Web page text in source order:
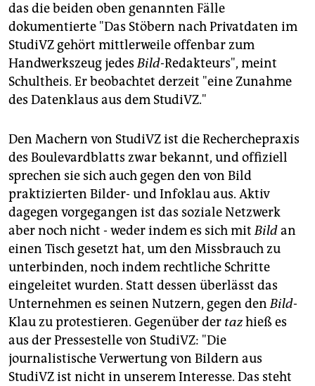
das die beiden oben genannten Fälle
dokumentierte "Das Stöbern nach Privatdaten im
StudiVZ gehört mittlerweile offenbar zum
Handwerkszeug jedesBild-Redakteurs", meint
Schultheis. Er beobachtet derzeit "eine Zunahme
des Datenklaus aus dem StudiVZ."
Den Machern von StudiVZ ist die Recherchepraxis
des Boulevardblatts zwar bekannt, und offiziell
sprechen sie sich auch gegen den von Bild
praktizierten Bilder- und Infoklau aus. Aktiv
dagegen vorgegangen ist das soziale Netzwerk
aber noch nicht - weder indem es sich mitBildan
einen Tisch gesetzt hat, um den Missbrauch zu
unterbinden, noch indem rechtliche Schritte
eingeleitet wurden. Statt dessen überlässt das
Unternehmen es seinen Nutzern, gegen denBild-
Klau zu protestieren. Gegenüber der tazhieß es
aus der Pressestelle von StudiVZ: "Die
journalistische Verwertung von Bildern aus
StudiVZ ist nicht in unserem Interesse. Das steht